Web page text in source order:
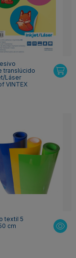
translúcido
Láser
VINTEX
textil 5
cm